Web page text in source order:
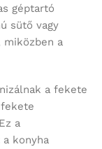
géptartó
sütő vagy
miközben a
a fekete
a
konyha